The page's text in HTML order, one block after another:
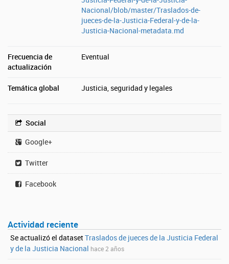
Nacional/blob/master/Traslados-de-
jueces-de-la-Justicia-Federal-y-de-la-
Justicia-Nacional-metadata.md
Frecuencia de
actualización
Eventual
Temática global Justicia, seguridad y legales
Social
Google+
Twitter
Facebook
Actividad reciente
Se actualizó el datasetTraslados de jueces de la Justicia Federal
y de la Justicia Nacional hace 2 años